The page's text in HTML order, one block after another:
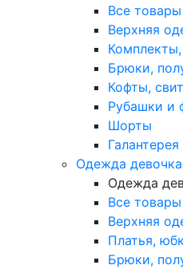
Все товары
Верхняя
Брюки,
Кофты,
Рубашки и
Шорты
Одежда
Одежда
Все товары
Верхняя
Платья,
Брюки,